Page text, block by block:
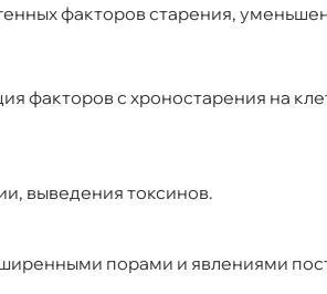
факторов старения,
факторов с хроностарения на
выведения токсинов.
порами и явлениями